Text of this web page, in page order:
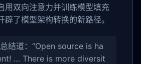
用双向注意力并训练模型填充
辟了模型架构转换的新路径。
结道：“Open source is ha
… There is more diversit